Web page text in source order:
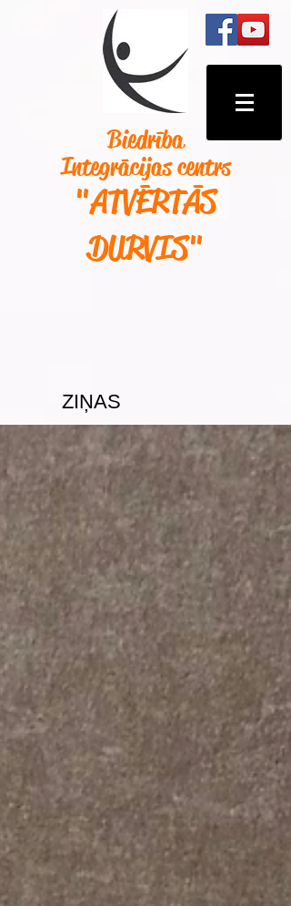
Biedrība
Integrācijas centrs
"ATVĒRTĀS
DURVIS"
ZIŅAS